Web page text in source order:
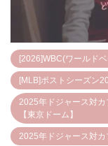
[2026]WBC(ワールド
[MLB]ポストシーズン
2025年ドジャース対
【東京ドーム】
2025年ドジャース対カ